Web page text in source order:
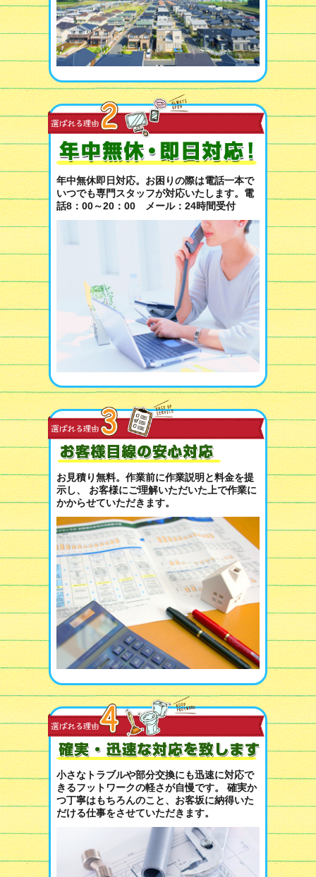
年中無休即日対応。お困りの際は電話一本で
いつでも専門スタッフが対応いたします。電
話8：00～20：00 メール：24時間受付
お見積り無料。作業前に作業説明と料金を提
示し、 お客様にご理解いただいた上で作業に
かからせていただきます。
小さなトラブルや部分交換にも迅速に対応で
きるフットワークの軽さが自慢です。 確実か
つ丁寧はもちろんのこと、お客坂に納得いた
だける仕事をさせていただきます。